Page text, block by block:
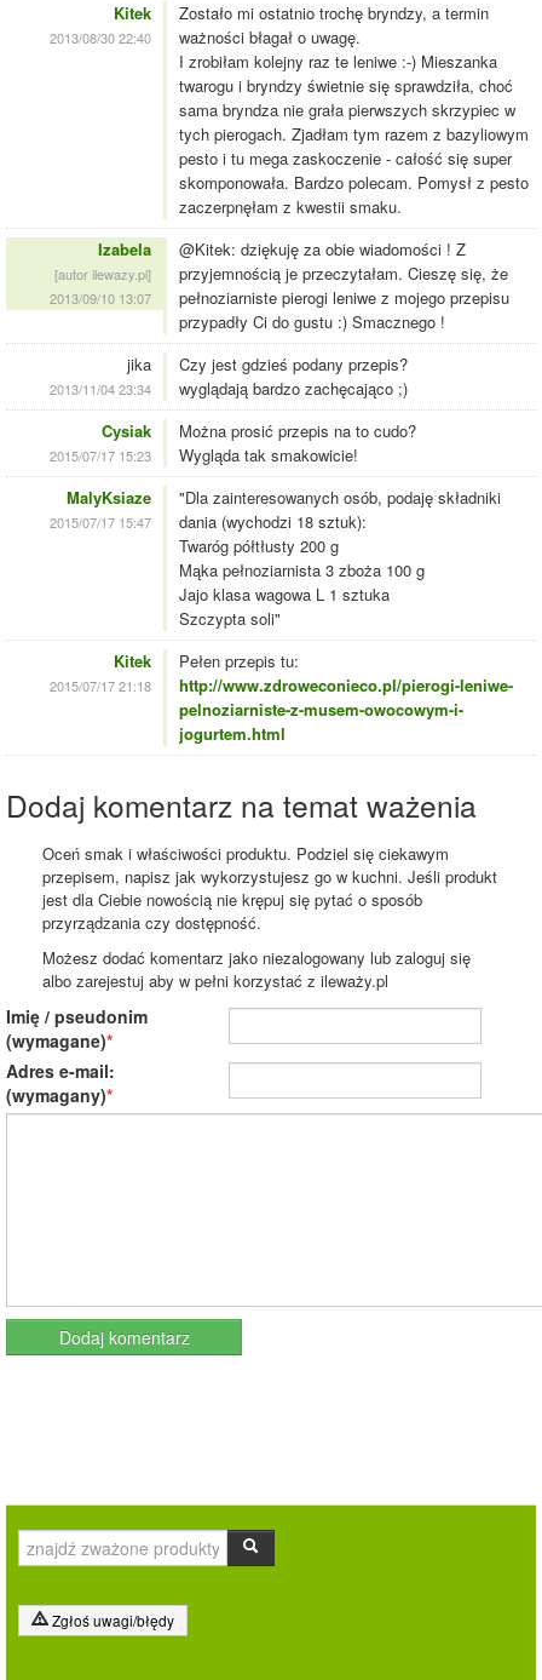
Kitek
2013/08/30 22:40
Zostało mi ostatnio trochę bryndzy, a termin
ważności błagał o uwagę.
I zrobiłam kolejny raz te leniwe :-) Mieszanka
twarogu i bryndzy świetnie się sprawdziła, choć
sama bryndza nie grała pierwszych skrzypiec w
tych pierogach. Zjadłam tym razem z bazyliowym
pesto i tu mega zaskoczenie - całość się super
skomponowała. Bardzo polecam. Pomysł z pesto
zaczerpnęłam z kwestii smaku.
Izabela
[autor ilewazy.pl]
2013/09/10 13:07
@Kitek: dziękuję za obie wiadomości ! Z
przyjemnością je przeczytałam. Cieszę się, że
pełnoziarniste pierogi leniwe z mojego przepisu
przypadły Ci do gustu :) Smacznego !
jika
2013/11/04 23:34
Czy jest gdzieś podany przepis?
wyglądają bardzo zachęcająco ;)
Cysiak
2015/07/17 15:23
Można prosić przepis na to cudo?
Wygląda tak smakowicie!
MalyKsiaze
2015/07/17 15:47
"Dla zainteresowanych osób, podaję składniki
dania (wychodzi 18 sztuk):
Twaróg półtłusty 200 g
Mąka pełnoziarnista 3 zboża 100 g
Jajo klasa wagowa L 1 sztuka
Szczypta soli"
Kitek
2015/07/17 21:18
Pełen przepis tu:
http://www.zdroweconieco.pl/pierogi-leniwe-
pelnoziarniste-z-musem-owocowym-i-
jogurtem.html
Dodaj komentarz na temat ważenia
Oceń smak i właściwości produktu. Podziel się ciekawym
przepisem, napisz jak wykorzystujesz go w kuchni. Jeśli produkt
jest dla Ciebie nowością nie krępuj się pytać o sposób
przyrządzania czy dostępność.
Możesz dodać komentarz jako niezalogowany lub zaloguj się
albo zarejestuj aby w pełni korzystać z ileważy.pl
Imię / pseudonim
(wymagane)
Adres e-mail:
(wymagany)
Zgłoś uwagi/błędy